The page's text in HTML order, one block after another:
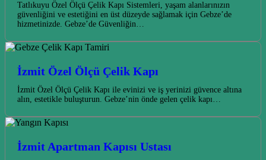
Tatlıkuyu Özel Ölçü Çelik Kapı Sistemleri, yaşam alanlarınızın
güvenliğini ve estetiğini en üst düzeyde sağlamak için Gebze’de
hizmetinizde. Gebze’de Güvenliğin…
İzmit Özel Ölçü Çelik Kapı
İzmit Özel Ölçü Çelik Kapı ile evinizi ve iş yerinizi güvence altına
alın, estetikle buluşturun. Gebze’nin önde gelen çelik kapı…
İzmit Apartman Kapısı Ustası